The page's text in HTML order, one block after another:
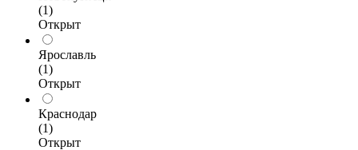
(1)
Открыт
Ярославль
(1)
Открыт
Краснодар
(1)
Открыт